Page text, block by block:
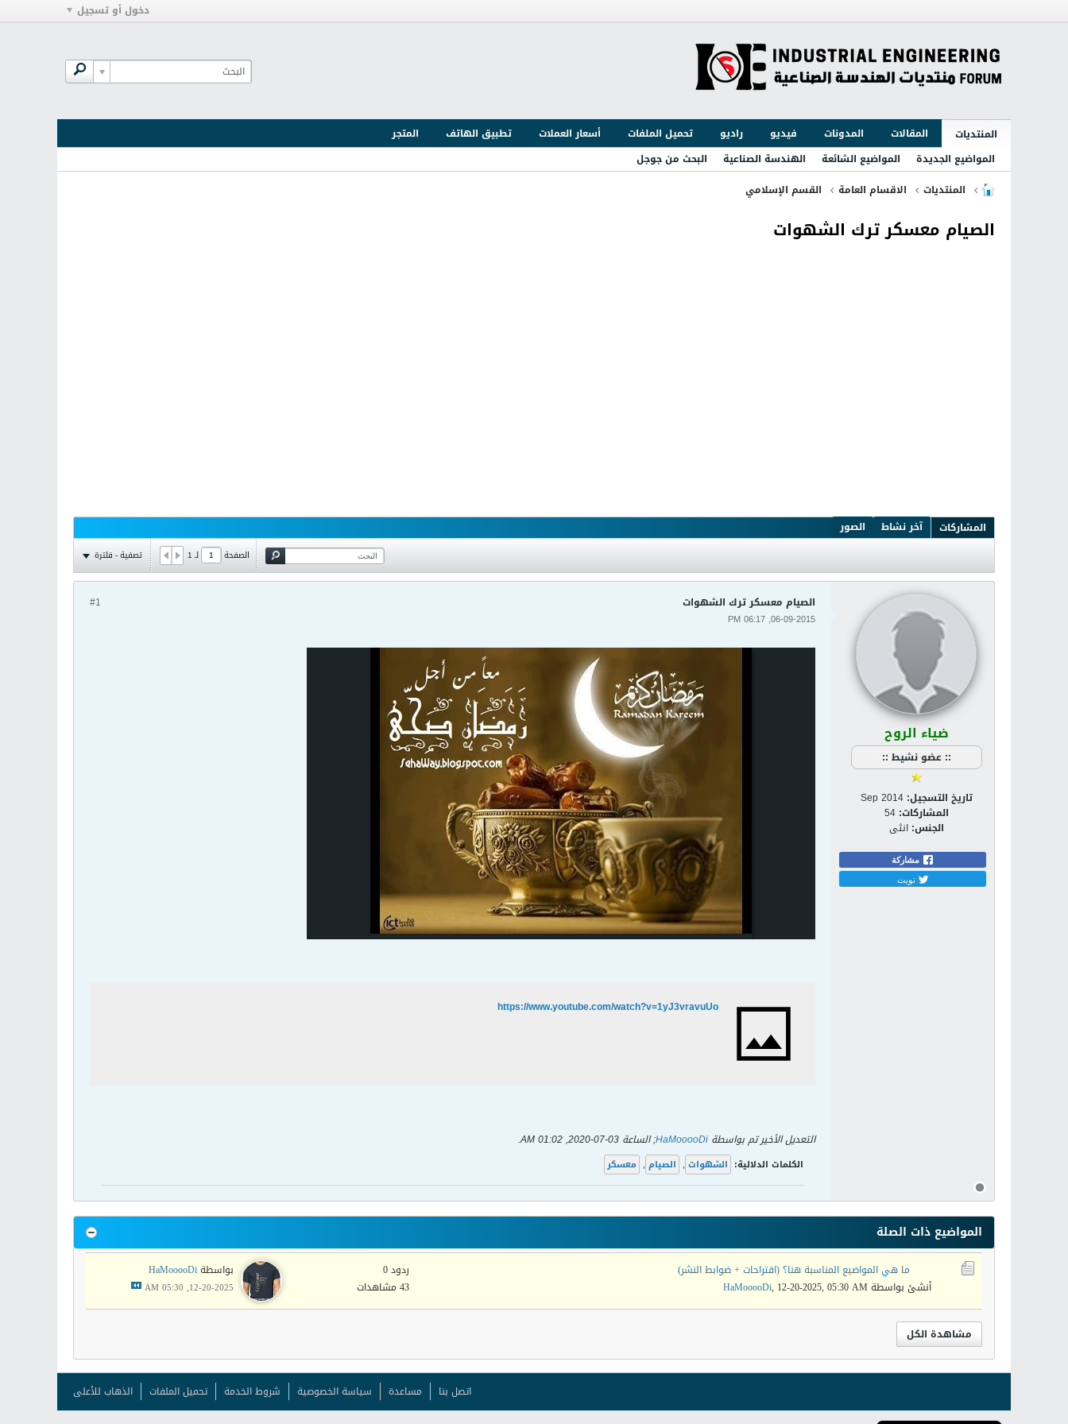
دخول أو تسجيل
المنتديات المقالات المدونات فيديو راديو تحميل الملفات أسعار العملات تطبيق الهاتف
المتجر
المواضيع الجديدة
المواضيع الشائعة الهندسة الصناعية
البحث من جوجل
المنتديات
الاقسام العامة القسم الإسلامي
الصيام معسكر ترك الشهوات
المشاركات آخر نشاط الصور
الصفحة لـ1 تصفية - فلترة
ضياء الروح
:: عضو نشيط ::
تاريخ التسجيل: Sep 2014
المشاركات: 54
الجنس: انثى
مشاركة
تويت
#1 الصيام معسكر ترك الشهوات
06-09-2015, 06:17 PM
https://www.youtube.com/watch?v=1yJ3vravuUo
التعديل الأخير تم بواسطة HaMooooDi; الساعة 03-07-2020, 01:02 AM
.
الكلمات الدلالية: الشهوات , الصيام , معسكر
المواضيع ذات الصلة
ما هي المواضيع المناسبة هنا؟ (اقتراحات + ضوابط النشر)
أنشئ بواسطة
HaMooooDi, 12-20-2025, 05:30 AM
ردود 0
43 مشاهدات
بواسطةHaMooooDi
12-20-2025, 05:30 AM
مشاهدة الكل
اتصل بنا مساعدة سياسة الخصوصية شروط الخدمة تحميل الملفات الذهاب للأعلى